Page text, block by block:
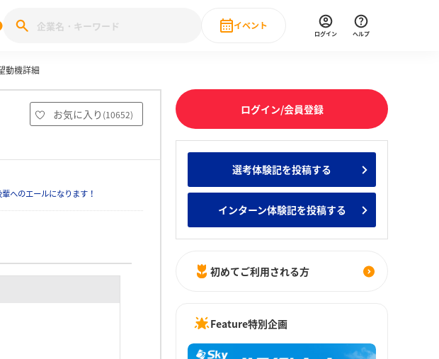
ペーン
査
みんなの新卒就職人気企業ランキング みんなのインターン人気企業ランキ
28卒 IT・DX現場社員インタビュー
イベント
直近のイベント一覧
ログイン ヘルプ
動機詳細
お気に入り (10652)
へのエールになります！
ログイン/会員登録
選考体験記を投稿する
インターン体験記を投稿する
初めてご利用される方
Feature特別企画